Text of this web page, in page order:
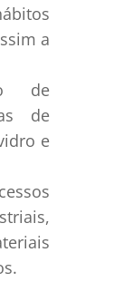
a
de
de
e